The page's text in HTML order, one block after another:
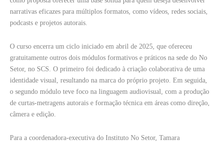
narrativas eficazes para múltiplos formatos, como vídeos, redes sociais,
podcasts e projetos autorais.
O curso encerra um ciclo iniciado em abril de 2025, que ofereceu
gratuitamente outros dois módulos formativos e práticos na sede do No
Setor, no SCS. O primeiro foi dedicado à criação colaborativa de uma
identidade visual, resultando na marca do próprio projeto. Em seguida,
o segundo módulo teve foco na linguagem audiovisual, com a produção
de curtas-metragens autorais e formação técnica em áreas como direção,
câmera e edição.
Para a coordenadora-executiva do Instituto No Setor, Tamara